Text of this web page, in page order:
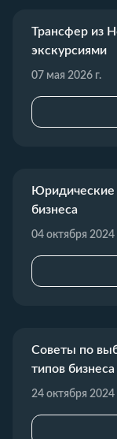
Трансфер из
экскурсиями
07 мая 2026 г.
Юридические
бизнеса
04 октября 2024
Советы по
типов бизнеса
24 октября 2024